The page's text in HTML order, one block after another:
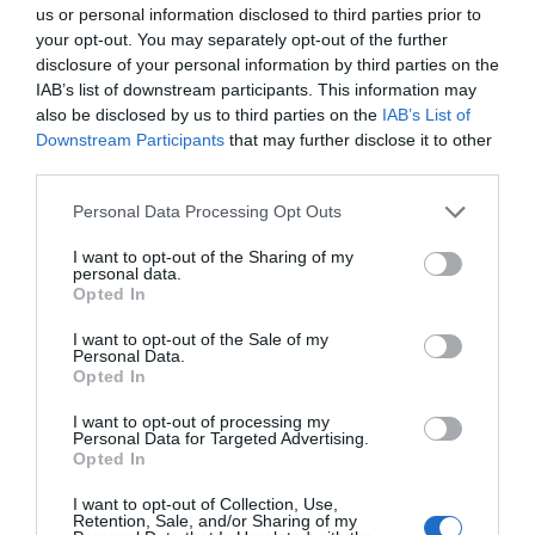
us or personal information disclosed to third parties prior to
your opt-out. You may separately opt-out of the further
disclosure of your personal information by third parties on the
IAB’s list of downstream participants. This information may
also be disclosed by us to third parties on the IAB’s List of
Downstream Participants that may further disclose it to other
Personal Data Processing Opt Outs
I want to opt-out of the Sharing of my
personal data.
Opted In
I want to opt-out of the Sale of my
Personal Data.
Opted In
I want to opt-out of processing my
Personal Data for Targeted Advertising.
Opted In
I want to opt-out of Collection, Use,
Retention, Sale, and/or Sharing of my
HJC EASY BOLT
Rýchla výmena plexi štítu pomocou bezpečných a
jednoduchých skrutiek plexi, ktoré nevyžadujú
náradie.
SMART HJC
Komunikačný systém SMART HJC 20B a 10B Bluetooth
na mieru pre prilby HJC. SMART HJC možno
nainštalovať na rôzne modely HJC a vďaka
jednotky Bluetooth zlepšuje celkový vzhľad a
aerodynamický dizajn škrupiny.
*Všetky zariadenia SMART HJC sa predávajú
samostatne.